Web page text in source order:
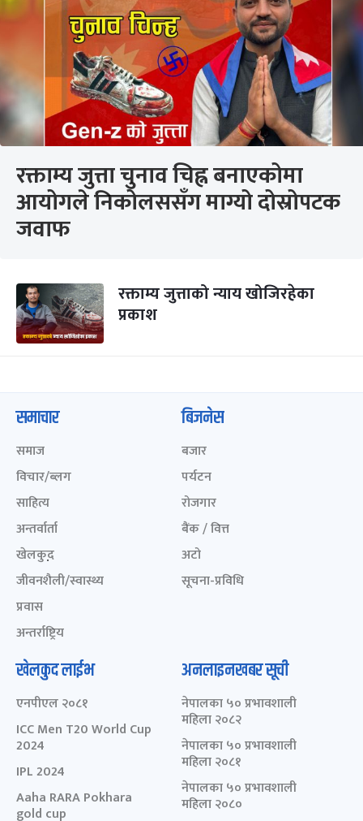
रक्ताम्य जुत्ता चुनाव चिह्न बनाएकोमा
आयोगले निकोलससँग माग्यो दोस्रोपटक
जवाफ
रक्ताम्य जुत्ताको न्याय खोजिरहेका
प्रकाश
समाचार
समाज
विचार/ब्लग
साहित्य
अन्तर्वार्ता
खेलकुद़़
जीवनशैली/स्वास्थ्य
प्रवास
अन्तर्राष्ट्रिय
बिजनेस
बजार
पर्यटन
रोजगार
बैंक / वित्त
अटो
सूचना-प्रविधि
खेलकुद लाईभ
एनपीएल २०८१
ICC Men T20 World Cup
2024
IPL 2024
Aaha RARA Pokhara
gold cup
अनलाइनखबर सूची
नेपालका ५० प्रभावशाली
महिला २०८२
नेपालका ५० प्रभावशाली
महिला २०८१
नेपालका ५० प्रभावशाली
महिला २०८०